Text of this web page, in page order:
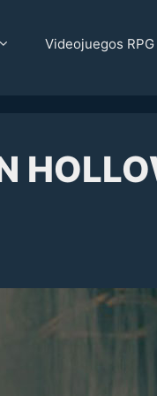
Videojuegos RPG